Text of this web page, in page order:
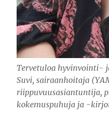
Tervetuloa hyvinvointi-
Suvi, sairaanhoitaja
riippuvuusasiantuntija,
kokemuspuhuja ja -